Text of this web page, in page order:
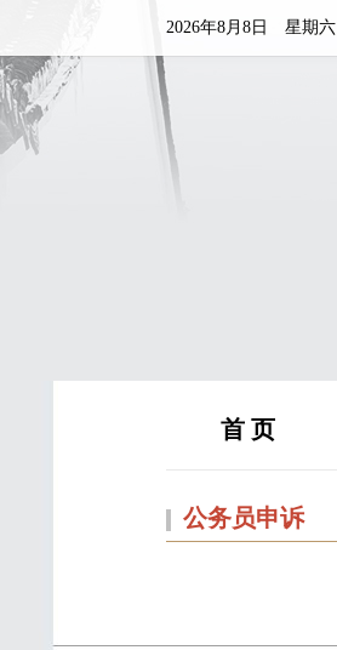
2026年8月8日 星期六
首 页
公务员申诉